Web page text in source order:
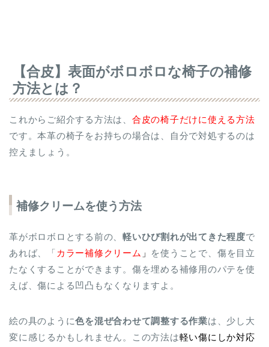
【合皮】表面がボロボロな椅子の補修
方法とは？
これからご紹介する方法は、 合皮の椅子だけに使える方法
です。本革の椅子をお持ちの場合は、自分で対処するのは
控えましょう。
補修クリームを使う方法
革がボロボロとする前の、軽いひび割れが出てきた程度で
あれば、「 カラー補修クリーム 」 を使うことで、傷を目立
たなくすることができます。傷を埋める補修用のパテを使
えば、傷による凹凸もなくなりますよ。
絵の具のように色を混ぜ合わせて調整する作業は、少し大
変に感じるかもしれません。この方法は軽い傷にしか対応